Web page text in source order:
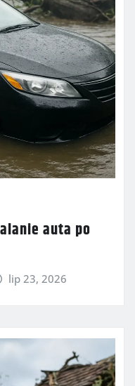
auta po
lip 23, 2026